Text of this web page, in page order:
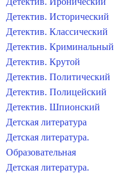
Детектив. Исторический
Детектив. Классический
Детектив. Криминальный
Детектив. Крутой
Детектив. Политический
Детектив. Полицейский
Детектив. Шпионский
Детская литература
Детская литература.
Образовательная
Детская литература.